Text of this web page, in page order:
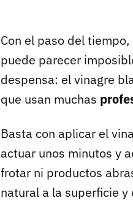
Con el paso del
puede parecer
despensa: el vinagre
que usan muchas
Basta con aplicar el
actuar unos minutos y
frotar ni productos
natural a la superficie